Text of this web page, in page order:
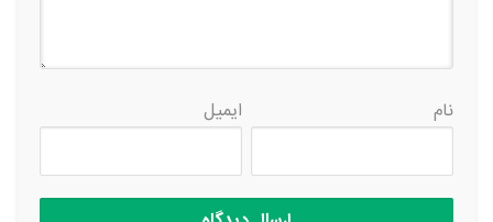
نام ایمیل